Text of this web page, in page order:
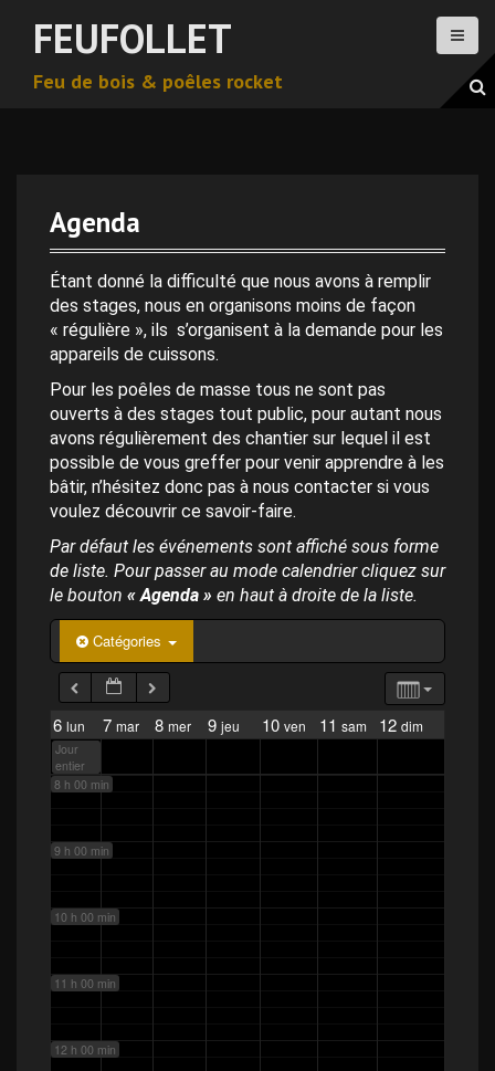
FEUFOLLET
Feu de bois & poêles rocket
Agenda
Étant donné la difficulté que nous avons à remplir
des stages, nous en organisons moins de façon
« régulière », ils s’organisent à la demande pour les
appareils de cuissons.
Pour les poêles de masse tous ne sont pas
ouverts à des stages tout public, pour autant nous
avons régulièrement des chantier sur lequel il est
possible de vous greffer pour venir apprendre à les
bâtir, n’hésitez donc pas à nous contacter si vous
voulez découvrir ce savoir-faire.
Par défaut les événements sont affiché sous forme
de liste. Pour passer au mode calendrier cliquez sur
le bouton « Agenda » en haut à droite de la liste.
Catégories
6 lun 7 mar 8 mer 9 jeu 10 ven 11 sam 12 dim
Jour
entier
0 h 00 min
1 h 00 min
2 h 00 min
3 h 00 min
4 h 00 min
5 h 00 min
6 h 00 min
7 h 00 min
8 h 00 min
9 h 00 min
10 h 00 min
11 h 00 min
12 h 00 min